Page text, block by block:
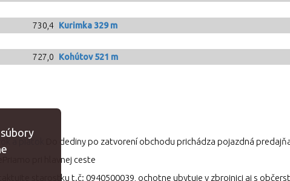
730,4 Kurimka 329 m
727,0 Kohútov 521 m
a piatok
pri hlavnej ceste